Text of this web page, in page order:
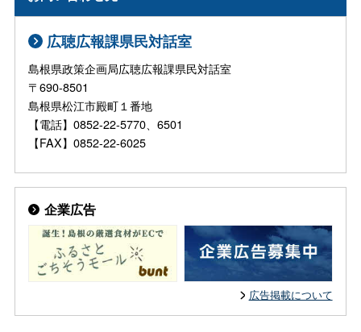
広聴広報課県民対話室
島根県政策企画局広聴広報課県民対話室
〒690-8501
島根県松江市殿町１番地
【電話】0852-22-5770、6501
【FAX】0852-22-6025
企業広告
広告掲載について